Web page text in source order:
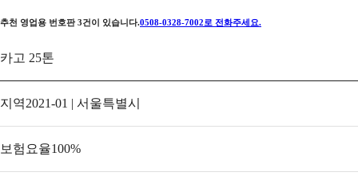
추천 영업용 번호판 3건이 있습니다.0508-0328-7002 로 전화주세요.
카고 25톤
지역2021-01 | 서울특별시
보험요율100%